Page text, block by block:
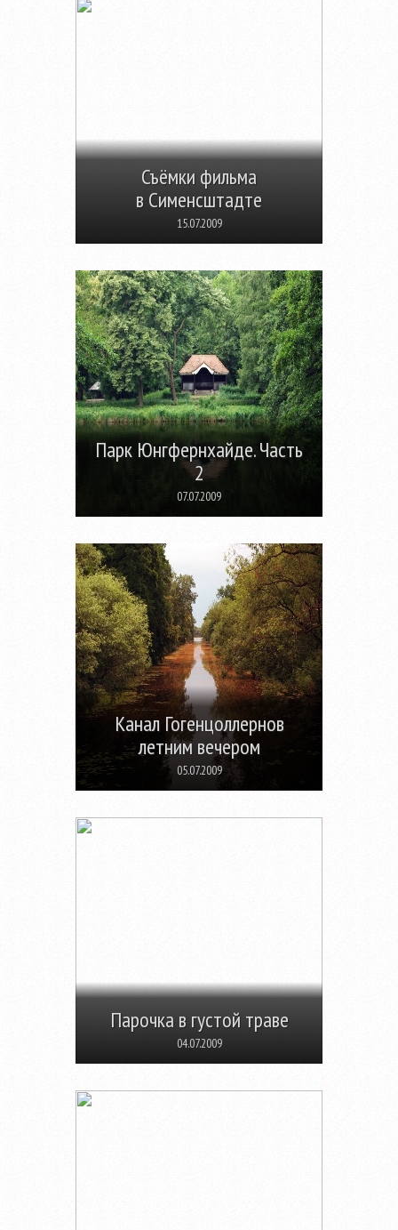
Съёмки фильма
в Сименсштадте
15.07.2009
Парк Юнгфернхайде. Часть
2
07.07.2009
Канал Гогенцоллернов
летним вечером
05.07.2009
Парочка в густой траве
04.07.2009